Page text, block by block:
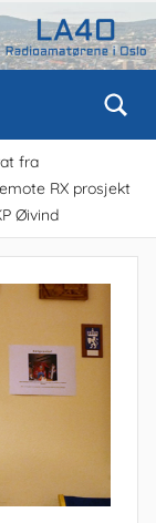
fra
RX prosjekt
Øivind